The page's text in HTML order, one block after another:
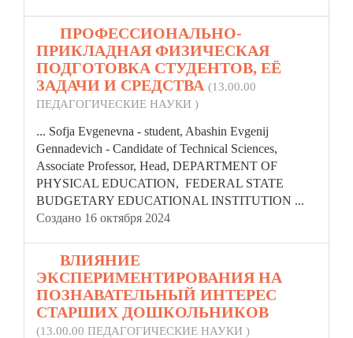
ПРОФЕССИОНАЛЬНО-
ПРИКЛАДНАЯ ФИЗИЧЕСКАЯ
ПОДГОТОВКА СТУДЕНТОВ, ЕЁ
ЗАДАЧИ И СРЕДСТВА (13.00.00
ПЕДАГОГИЧЕСКИЕ НАУКИ )
... Sofja Evgenevna - student, Abashin Evgenij
Gennadevich - Сandidate of Technical Sciences,
Associate Professor, Head, DEPARTMENT OF
PHYSICAL EDUCATION, FEDERAL STATE
BUDGETARY EDUCATIONAL INSTITUTION ...
Создано 16 октября 2024
ВЛИЯНИЕ
ЭКСПЕРИМЕНТИРОВАНИЯ НА
ПОЗНАВАТЕЛЬНЫЙ ИНТЕРЕС
СТАРШИХ ДОШКОЛЬНИКОВ
(13.00.00 ПЕДАГОГИЧЕСКИЕ НАУКИ )